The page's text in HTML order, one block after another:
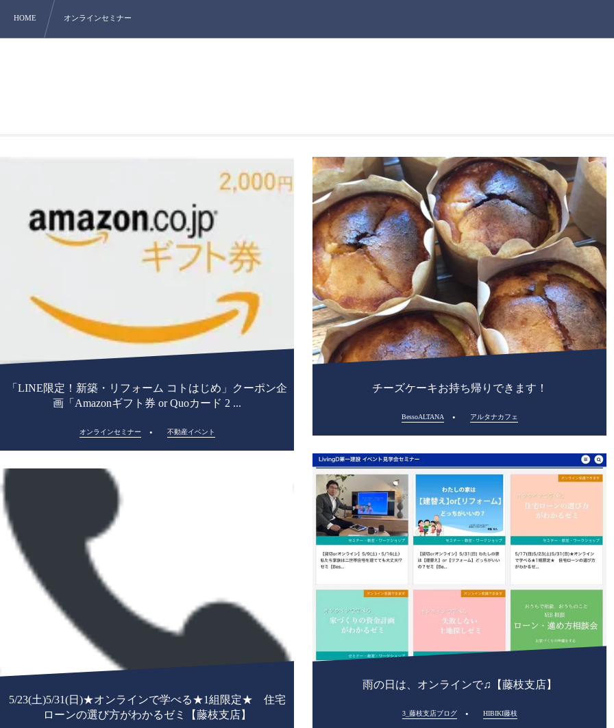
HOME オンラインセミナー
「LINE限定！新築・リフォーム コトはじめ」クーポン企
画「Amazonギフト券 or Quoカード 2 ...
オンラインセミナー 不動産イベント
チーズケーキお持ち帰りできます！
BessoALTANA アルタナカフェ
雨の日は、オンラインで♫【藤枝支店】
3_藤枝支店ブログ HIBIKI藤枝
5/23(土)5/31(日)★オンラインで学べる★1組限定★ 住宅
ローンの選び方がわかるゼミ【藤枝支店】